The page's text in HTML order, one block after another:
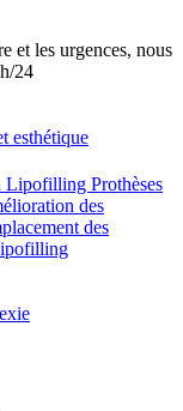
et les urgences, nous
24
esthétique
Lipofilling Prothèses
des
des